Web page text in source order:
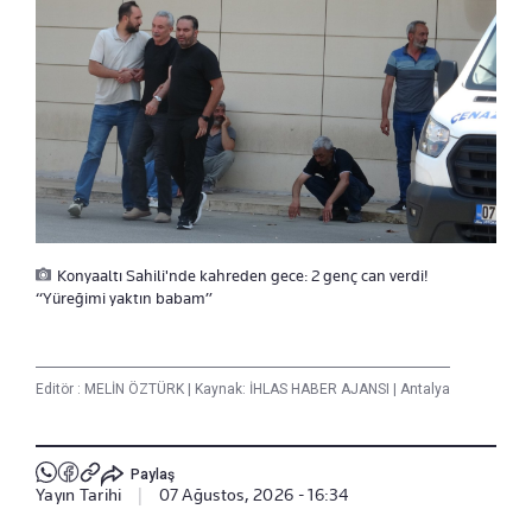
Konyaaltı Sahili'nde kahreden gece: 2 genç can verdi!
“Yüreğimi yaktın babam”
Editör : MELİN ÖZTÜRK Kaynak: İHLAS HABER AJANSI Antalya
Paylaş
Yayın Tarihi 07 Ağustos, 2026 - 16:34